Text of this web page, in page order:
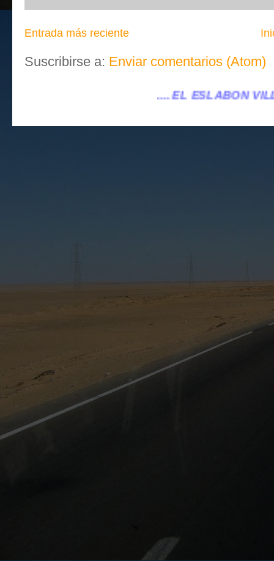
Entrada más reciente
Suscribirse a: Enviar comentarios (Atom)
.... EL ESLABÓN VILLENA ...